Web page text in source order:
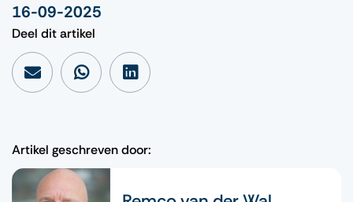
16-09-2025
Deel dit artikel
Artikel geschreven door: